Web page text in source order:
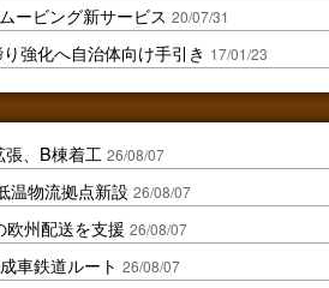
ービング新サービス 20/07/31
強化へ自治体向け手引き 17/01/23
、B棟着工 26/08/07
温物流拠点新設 26/08/07
州配送を支援 26/08/07
車鉄道ルート 26/08/07